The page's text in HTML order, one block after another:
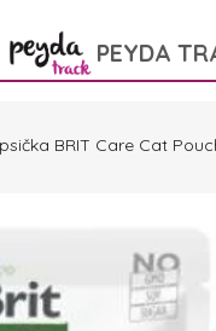
PEYDA
BRIT Care Cat